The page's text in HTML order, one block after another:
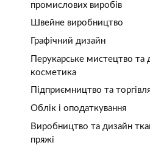
промислових виробів
Швейне виробництво
Графічний дизайн
Перукарське мистецтво та
косметика
Підприємництво та
Облік і оподаткування
Виробництво та дизайн
пряжі